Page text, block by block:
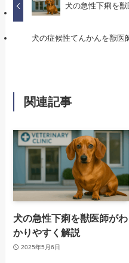
犬の急性下痢を
犬の症候性てんかんを獣医
関連記事
犬の急性下痢を獣医師がわ
かりやすく解説
2025年5月6日